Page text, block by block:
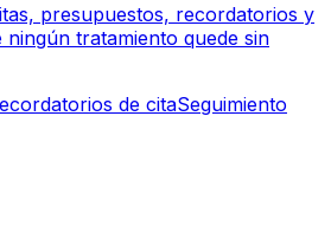
presupuestos, recordatorios y
ningún tratamiento quede sin
de citaSeguimiento